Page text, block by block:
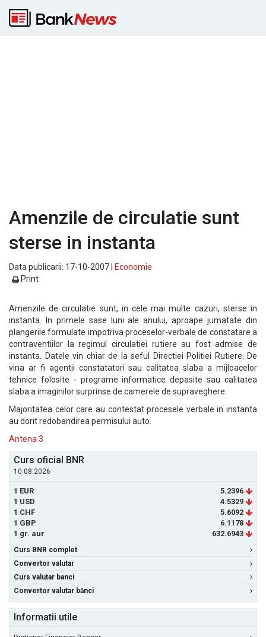
Amenzile de circulatie sunt
sterse in instanta
Data publicarii: 17-10-2007 |
Economie
Print
Amenzile de circulatie sunt, in cele mai multe cazuri, sterse in
instanta. In primele sase luni ale anului, aproape jumatate din
plangerile formulate impotriva proceselor-verbale de constatare a
contraventiilor la regimul circulatiei rutiere au fost admise de
instanta. Datele vin chiar de la seful Directiei Politiei Rutiere. De
vina ar fi agentii constatatori sau calitatea slaba a mijloacelor
tehnice folosite - programe informatice depasite sau calitatea
slaba a imaginilor surprinse de camerele de supraveghere.
Majoritatea celor care au contestat procesele verbale in instanta
au dorit redobandirea permisului auto.
Antena 3
Curs oficial BNR
10.08.2026
1 EUR
5.2396
1 USD
4.5329
1 CHF
5.6092
1 GBP
6.1178
1 gr. aur
632.6943
Curs BNR complet
Convertor valutar
Curs valutar banci
Convertor valutar bănci
Informatii utile